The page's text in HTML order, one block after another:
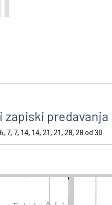
predavanja
7, 7, 14, 14, 21, 21, 28, 28 od 30